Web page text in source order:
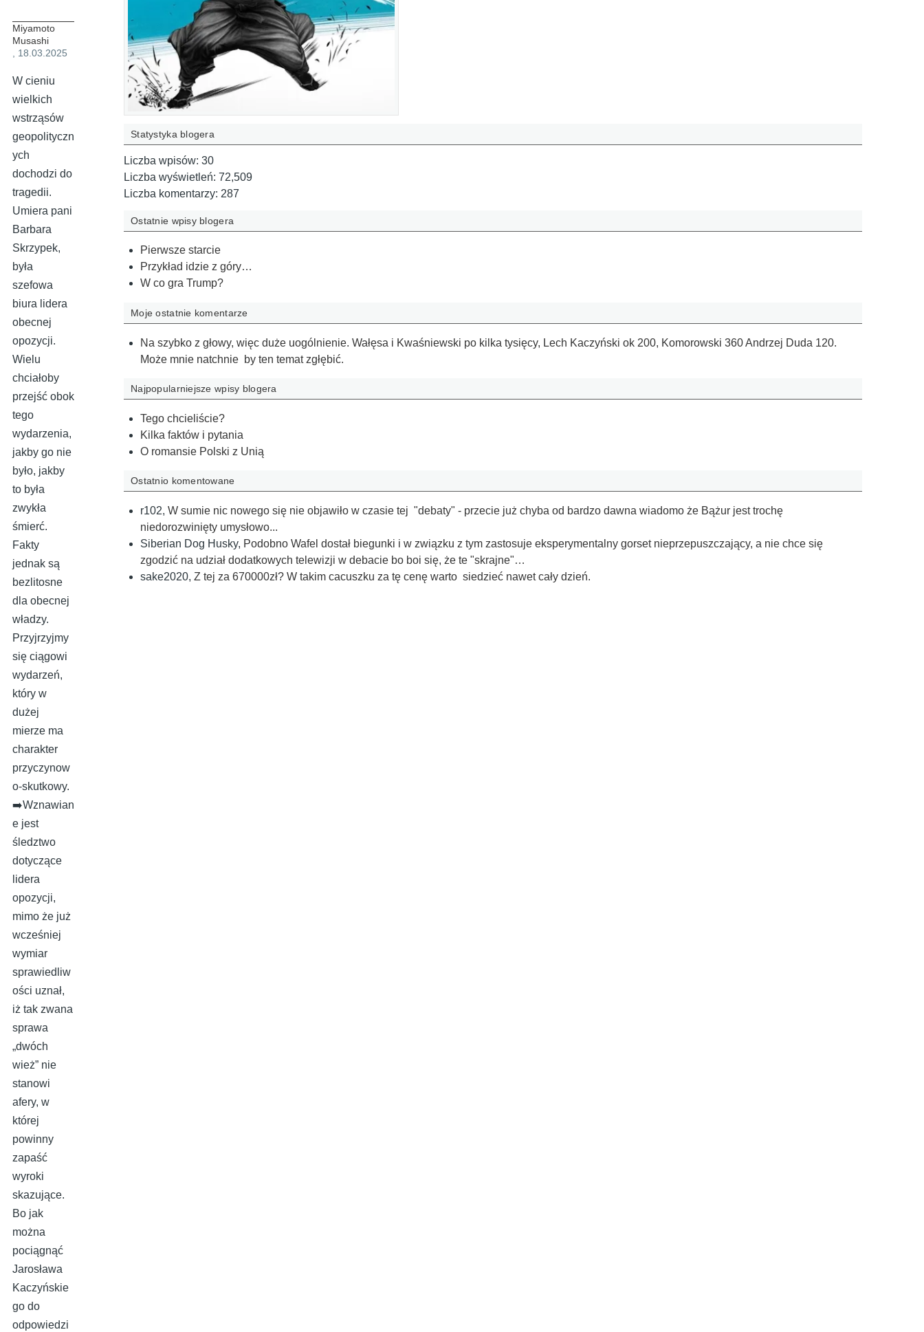
Miyamoto
Musashi
, 18.03.2025
W cieniu
wielkich
wstrząsów
geopolityczn
ych
dochodzi do
tragedii.
Umiera pani
Barbara
Skrzypek,
była
szefowa
biura lidera
obecnej
opozycji.
Wielu
chciałoby
przejść obok
tego
wydarzenia,
jakby go nie
było, jakby
to była
zwykła
śmierć.
Fakty
jednak są
bezlitosne
dla obecnej
władzy.
Przyjrzyjmy
się ciągowi
wydarzeń,
który w
dużej
mierze ma
charakter
przyczynow
o-skutkowy.
➡️Wznawian
e jest
śledztwo
dotyczące
lidera
opozycji,
mimo że już
wcześniej
wymiar
sprawiedliw
ości uznał,
iż tak zwana
sprawa
„dwóch
wież” nie
stanowi
afery, w
której
powinny
zapaść
wyroki
skazujące.
Bo jak
można
pociągnąć
Jarosława
Kaczyńskie
go do
odpowiedzi
Statystyka blogera
Liczba wpisów: 30
Liczba wyświetleń: 72,509
Liczba komentarzy: 287
Ostatnie wpisy blogera
Pierwsze starcie
Przykład idzie z góry…
W co gra Trump?
Moje ostatnie komentarze
Na szybko z głowy, więc duże uogólnienie. Wałęsa i Kwaśniewski po kilka tysięcy, Lech Kaczyński ok 200, Komorowski 360 Andrzej Duda 120.
Może mnie natchnie by ten temat zgłębić.
Najpopularniejsze wpisy blogera
Tego chcieliście?
Kilka faktów i pytania
O romansie Polski z Unią
Ostatnio komentowane
r102, W sumie nic nowego się nie objawiło w czasie tej "debaty" - przecie już chyba od bardzo dawna wiadomo że Bążur jest trochę
niedorozwinięty umysłowo...
Siberian Dog Husky, Podobno Wafel dostał biegunki i w związku z tym zastosuje eksperymentalny gorset nieprzepuszczający, a nie chce się
zgodzić na udział dodatkowych telewizji w debacie bo boi się, że te "skrajne"…
sake2020, Z tej za 670000zł? W takim cacuszku za tę cenę warto siedzieć nawet cały dzień.